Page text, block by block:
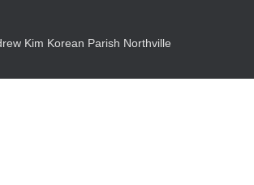
Kim Korean Parish Northville